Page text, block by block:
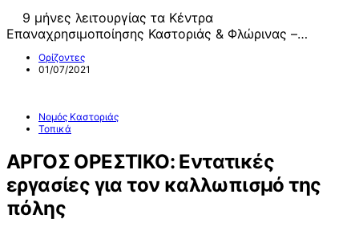
9 μήνες λειτουργίας τα Κέντρα
Επαναχρησιμοποίησης Καστοριάς & Φλώρινας –…
Ορίζοντες
01/07/2021
Νομός Καστοριάς
Τοπικά
ΑΡΓΟΣ ΟΡΕΣΤΙΚΟ: Εντατικές
εργασίες για τον καλλωπισμό της
πόλης